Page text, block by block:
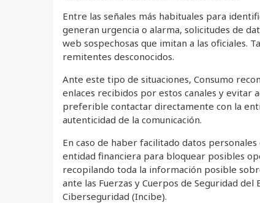
Entre las señales más habituales para
generan urgencia o alarma, solicitudes de
web sospechosas que imitan a las oficiales.
remitentes desconocidos.
Ante este tipo de situaciones, Consumo
enlaces recibidos por estos canales y evitar
preferible contactar directamente con la
autenticidad de la comunicación.
En caso de haber facilitado datos
entidad financiera para bloquear posibles
recopilando toda la información posible
ante las Fuerzas y Cuerpos de Seguridad
Ciberseguridad (Incibe).